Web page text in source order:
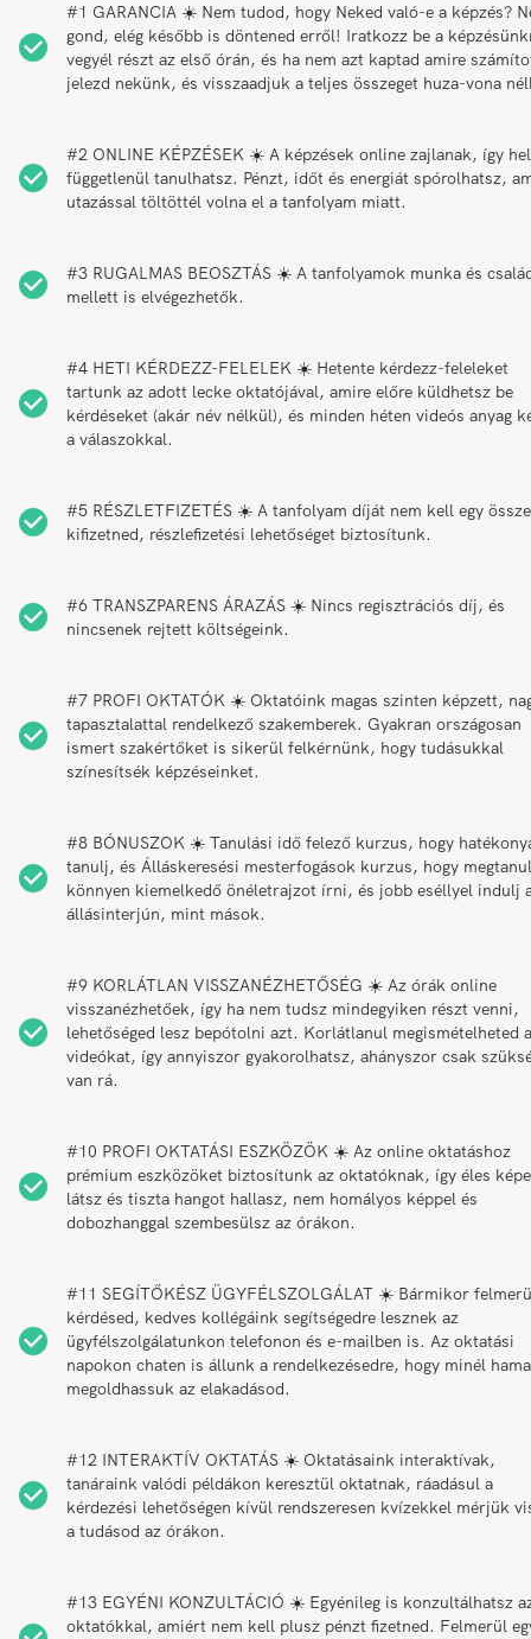
#1 GARANCIA ☀️ Nem tudod, hogy Neked való-e a képzés?
gond, elég később is döntened erről! Iratkozz be a
vegyél részt az első órán, és ha nem azt kaptad amire
jelezd nekünk, és visszaadjuk a teljes összeget huza-vona
#2 ONLINE KÉPZÉSEK ☀️ A képzések online zajlanak, így
függetlenül tanulhatsz. Pénzt, időt és energiát spórolhatsz,
utazással töltöttél volna el a tanfolyam miatt.
#3 RUGALMAS BEOSZTÁS ☀️ A tanfolyamok munka és
mellett is elvégezhetők.
#4 HETI KÉRDEZZ-FELELEK ☀️ Hetente kérdezz-feleleket
tartunk az adott lecke oktatójával, amire előre küldhetsz be
kérdéseket (akár név nélkül), és minden héten videós anyag
a válaszokkal.
#5 RÉSZLETFIZETÉS ☀️ A tanfolyam díját nem kell egy
kifizetned, részlefizetési lehetőséget biztosítunk.
#6 TRANSZPARENS ÁRAZÁS ☀️ Nincs regisztrációs díj, és
nincsenek rejtett költségeink.
#7 PROFI OKTATÓK ☀️ Oktatóink magas szinten képzett,
tapasztalattal rendelkező szakemberek. Gyakran országosan
ismert szakértőket is sikerül felkérnünk, hogy tudásukkal
színesítsék képzéseinket.
#8 BÓNUSZOK ☀️ Tanulási idő felező kurzus, hogy
tanulj, és Álláskeresési mesterfogások kurzus, hogy
könnyen kiemelkedő önéletrajzot írni, és jobb eséllyel indulj
állásinterjún, mint mások.
#9 KORLÁTLAN VISSZANÉZHETŐSÉG ☀️ Az órák online
visszanézhetőek, így ha nem tudsz mindegyiken részt venni,
lehetőséged lesz bepótolni azt. Korlátlanul megismételheted a
videókat, így annyiszor gyakorolhatsz, ahányszor csak
van rá.
#10 PROFI OKTATÁSI ESZKÖZÖK ☀️ Az online oktatáshoz
prémium eszközöket biztosítunk az oktatóknak, így éles
látsz és tiszta hangot hallasz, nem homályos képpel és
dobozhanggal szembesülsz az órákon.
#11 SEGÍTŐKÉSZ ÜGYFÉLSZOLGÁLAT ☀️ Bármikor
kérdésed, kedves kollégáink segítségedre lesznek az
ügyfélszolgálatunkon telefonon és e-mailben is. Az oktatási
napokon chaten is állunk a rendelkezésedre, hogy minél
megoldhassuk az elakadásod.
#12 INTERAKTÍV OKTATÁS ☀️ Oktatásaink interaktívak,
tanáraink valódi példákon keresztül oktatnak, ráadásul a
kérdezési lehetőségen kívül rendszeresen kvízekkel mérjük
a tudásod az órákon.
#13 EGYÉNI KONZULTÁCIÓ ☀️ Egyénileg is konzultálhatsz
oktatókkal, amiért nem kell plusz pénzt fizetned. Felmerül